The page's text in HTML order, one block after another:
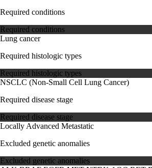
Required conditions
Required conditions
Lung cancer
Required histologic types
Required histologic types
NSCLC (Non-Small Cell Lung Cancer)
Required disease stage
Required disease stage
Locally Advanced Metastatic
Excluded genetic anomalies
Excluded genetic anomalies